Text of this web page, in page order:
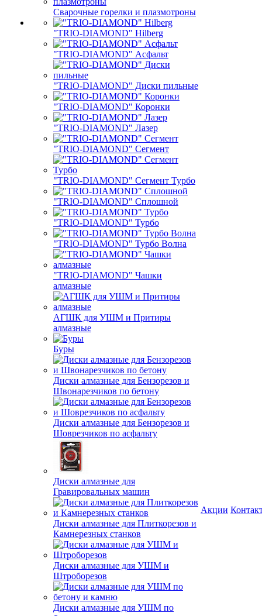
Сварочные горелки и плазмотроны
"TRIO-DIAMOND" Hilberg
"TRIO-DIAMOND" Асфальт
"TRIO-DIAMOND" Диски пильные
"TRIO-DIAMOND" Коронки
"TRIO-DIAMOND" Лазер
"TRIO-DIAMOND" Сегмент
"TRIO-DIAMOND" Сегмент Турбо
"TRIO-DIAMOND" Сплошной
"TRIO-DIAMOND" Турбо
"TRIO-DIAMOND" Турбо Волна
"TRIO-DIAMOND" Чашки
алмазные
АГШК для УШМ и Притиры
алмазные
Буры
Диски алмазные для Бензорезов и
Швонарезчиков по бетону
Диски алмазные для Бензорезов и
Шоврезчиков по асфальту
Диски алмазные для
Гравировальных машин
Диски алмазные для Плиткорезов и
Камнерезных станков
Диски алмазные для УШМ и
Штроборезов
Диски алмазные для УШМ по
Акции